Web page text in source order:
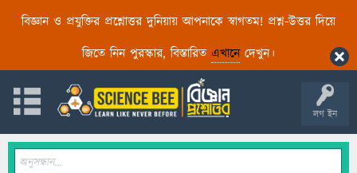
বিজ্ঞান ও প্রযুক্তির প্রশ্নোত্তর দুনিয়ায় আপনাকে স্বাগতম! প্রশ্ন-উত্তর দিয়ে
জিতে নিন পুরস্কার, বিস্তারিত এখানেদেখুন।
লগ ইন